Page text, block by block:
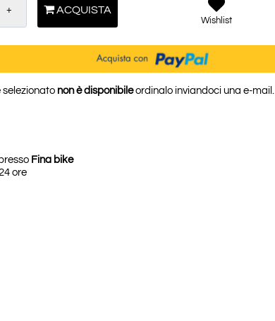
ACQUISTA
Wishlist
selezionato non è disponibileordinalo inviandoci una e-mail.
Fina bike
ore